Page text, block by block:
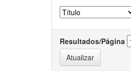
Resultados/Página